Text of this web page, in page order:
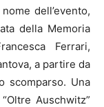
dell’evento,
della Memoria
Ferrari,
a partire da
scomparso. Una
Auschwitz”